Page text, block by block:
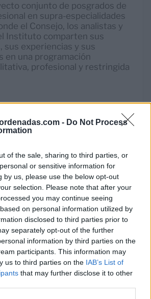
- Do Not Process
of the sale, sharing to third parties, or
or sensitive information for
by us, please use the below opt-out
selection. Please note that after your
you may continue seeing
on personal information utilized by
disclosed to third parties prior to
separately opt-out of the further
information by third parties on the
participants. This information may
us to third parties on the IAB’s List of
that may further disclose it to other
conjunto de posgrados de
en supra-especialidades
el Consejo, los analistas y
Instituto comparten sus
sus experiencias y sus
en una programación
profesional y restringida
del Perú y el
docente anual donde
y de expertos del
una serie de programas y
y también acogen a grupos de
en España